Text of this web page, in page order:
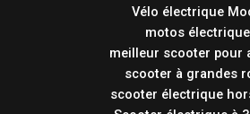
Vélo électrique
motos
meilleur scooter pour
scooter à grandes
scooter électrique